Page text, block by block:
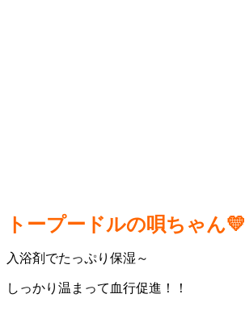
トープードルの唄ちゃん💛
入浴剤でたっぷり保湿～
しっかり温まって血行促進！！